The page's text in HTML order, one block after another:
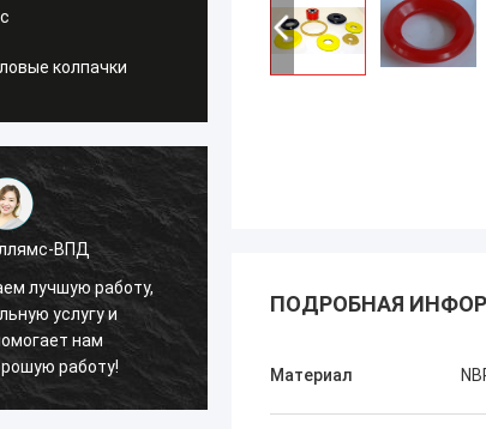
колпачки
ВПД
лучшую работу,
услугу и
нам
работу!
свою профессиональную
уменьшить цену, хорошую
ПОДРОБНАЯ
Материал